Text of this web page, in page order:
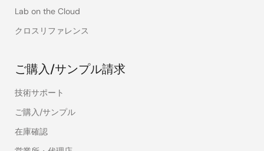
Lab on the Cloud
クロスリファレンス
ご購入/サンプル請求
技術サポート
ご購入/サンプル
在庫確認